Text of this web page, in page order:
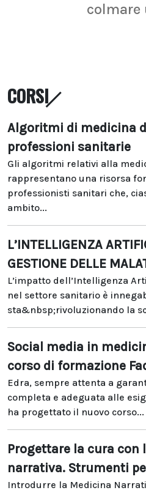
colmare
CORSI
Algoritmi di medicina
professioni sanitarie
Gli algoritmi relativi alla
rappresentano una risorsa
professionisti sanitari che,
ambito...
L’INTELLIGENZA
GESTIONE DELLE
L’impatto dell’Intelligenza
nel settore sanitario è
sta&nbsp;rivoluzionando la
Social media in
corso di formazione
Edra, sempre attenta a
completa e adeguata alle
ha progettato il nuovo corso...
Progettare la cura con
narrativa. Strumenti
Introdurre la Medicina